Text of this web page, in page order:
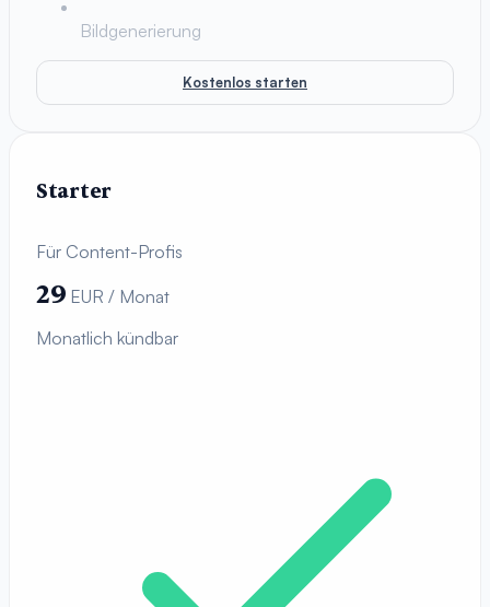
Bildgenerierung
Kostenlos starten
Starter
Für Content-Profis
29 EUR / Monat
Monatlich kündbar